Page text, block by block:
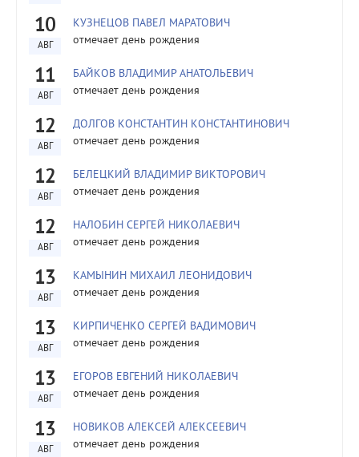
10
АВГ
КУЗНЕЦОВ ПАВЕЛ МАРАТОВИЧ
отмечает день рождения
11
АВГ
БАЙКОВ ВЛАДИМИР АНАТОЛЬЕВИЧ
отмечает день рождения
12
АВГ
ДОЛГОВ КОНСТАНТИН КОНСТАНТИНОВИЧ
отмечает день рождения
12
АВГ
БЕЛЕЦКИЙ ВЛАДИМИР ВИКТОРОВИЧ
отмечает день рождения
12
АВГ
НАЛОБИН СЕРГЕЙ НИКОЛАЕВИЧ
отмечает день рождения
13
АВГ
КАМЫНИН МИХАИЛ ЛЕОНИДОВИЧ
отмечает день рождения
13
АВГ
КИРПИЧЕНКО СЕРГЕЙ ВАДИМОВИЧ
отмечает день рождения
13
АВГ
ЕГОРОВ ЕВГЕНИЙ НИКОЛАЕВИЧ
отмечает день рождения
13
АВГ
НОВИКОВ АЛЕКСЕЙ АЛЕКСЕЕВИЧ
отмечает день рождения